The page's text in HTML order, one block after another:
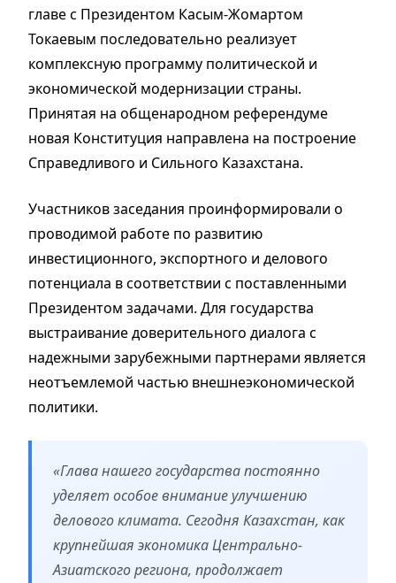
главе с Президентом Касым-Жомартом
Токаевым последовательно реализует
комплексную программу политической и
экономической модернизации страны.
Принятая на общенародном референдуме
новая Конституция направлена на построение
Справедливого и Сильного Казахстана.
Участников заседания проинформировали о
проводимой работе по развитию
инвестиционного, экспортного и делового
потенциала в соответствии с поставленными
Президентом задачами. Для государства
выстраивание доверительного диалога с
надежными зарубежными партнерами является
неотъемлемой частью внешнеэкономической
политики.
«Глава нашего государства постоянно
уделяет особое внимание улучшению
делового климата. Сегодня Казахстан, как
крупнейшая экономика Центрально-
Азиатского региона, продолжает